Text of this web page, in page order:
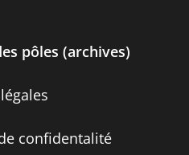
pôles (archives)
confidentalité